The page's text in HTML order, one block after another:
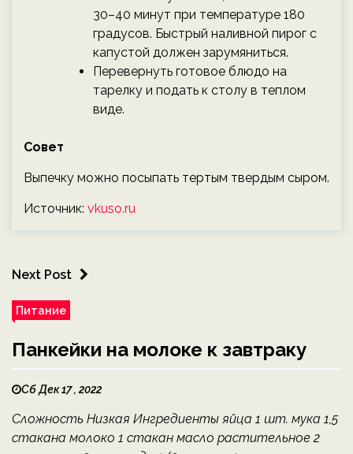
30–40 минут при температуре 180
градусов. Быстрый наливной пирог с
капустой должен зарумяниться.
Перевернуть готовое блюдо на
тарелку и подать к столу в теплом
виде.
Совет
Выпечку можно посыпать тертым твердым сыром.
Источник: vkuso.ru
Next Post
Питание
Панкейки на молоке к завтраку
Сб Дек 17 , 2022
Сложность Низкая Ингредиенты яйца 1 шт. мука 1,5
стакана молоко 1 стакан масло растительное 2